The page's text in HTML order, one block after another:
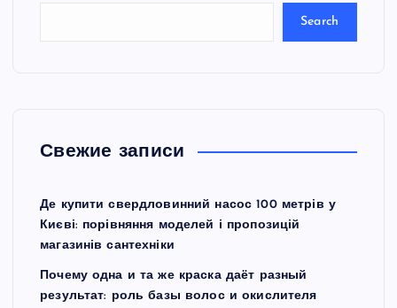
Search
Свежие записи
Де купити свердловинний насос 100 метрів у
Києві: порівняння моделей і пропозицій
магазинів сантехніки
Почему одна и та же краска даёт разный
результат: роль базы волос и окислителя